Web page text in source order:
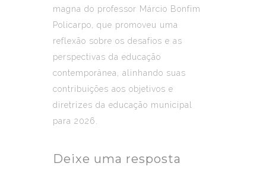
magna do professor Márcio Bonfim
Policarpo, que promoveu uma
reflexão sobre os desafios e as
perspectivas da educação
contemporânea, alinhando suas
contribuições aos objetivos e
diretrizes da educação municipal
para 2026.
Deixe uma resposta